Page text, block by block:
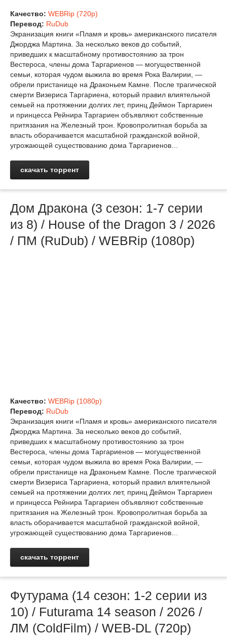
Качество: WEBRip (720p)
Перевод: RuDub
Экранизация книги «Пламя и кровь» американского писателя
Джорджа Мартина. За несколько веков до событий,
приведших к масштабному противостоянию за трон
Вестероса, члены дома Таргариенов — могущественной
семьи, которая чудом выжила во время Рока Валирии, —
обрели пристанище на Драконьем Камне. После трагической
смерти Визериса Таргариена, который правил влиятельной
семьей на протяжении долгих лет, принц Деймон Таргариен
и принцесса Рейнира Таргариен объявляют собственные
притязания на Железный трон. Кровопролитная борьба за
власть оборачивается масштабной гражданской войной,
угрожающей существованию дома Таргариенов…
скачать торрент
Дом Дракона (3 сезон: 1-7 серии
из 8) / House of the Dragon 3 / 2026
/ ПМ (RuDub) / WEBRip (1080р)
Качество: WEBRip (1080p)
Перевод: RuDub
Экранизация книги «Пламя и кровь» американского писателя
Джорджа Мартина. За несколько веков до событий,
приведших к масштабному противостоянию за трон
Вестероса, члены дома Таргариенов — могущественной
семьи, которая чудом выжила во время Рока Валирии, —
обрели пристанище на Драконьем Камне. После трагической
смерти Визериса Таргариена, который правил влиятельной
семьей на протяжении долгих лет, принц Деймон Таргариен
и принцесса Рейнира Таргариен объявляют собственные
притязания на Железный трон. Кровопролитная борьба за
власть оборачивается масштабной гражданской войной,
угрожающей существованию дома Таргариенов…
скачать торрент
Футурама (14 сезон: 1-2 серии из
10) / Futurama 14 season / 2026 /
ЛМ (ColdFilm) / WEB-DL (720р)